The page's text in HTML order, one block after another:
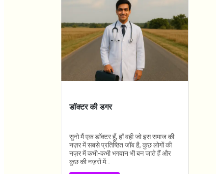
डाॅक्टर की डगर
सुनो मैं एक डाॅक्टर हूँ, हाँ वही जो इस समाज की
नज़र में सबसे प्रतिष्ठित जॉब है, कुछ लोगों की
नज़र में कभी-कभी भगवान भी बन जाते हैं और
कुछ की नज़रों में...